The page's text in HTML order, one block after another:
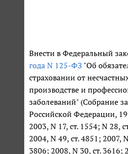
Внести в Федеральный
года N 125-ФЗ "Об
страховании от
производстве и
заболеваний" (Собрание
Российской Федерации,
2003, N 17, ст. 1554; N 28,
2004, N 49, ст. 4851; 2007,
3806; 2008, N 30, ст. 3616;